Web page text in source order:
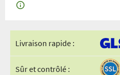
Livraison rapide :
Sûr et contrôlé :